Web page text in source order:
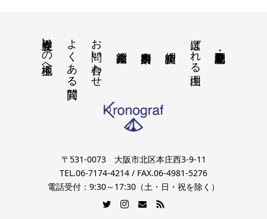
選ばれる理由
お問い合わせ
よくある質問
境界立会いの地主様へ
〒531-0073 大阪市北区本庄西3-9-11
TEL.06-7174-4214 / FAX.06-4981-5276
電話受付：9:30～17:30（土・日・祝を除く）